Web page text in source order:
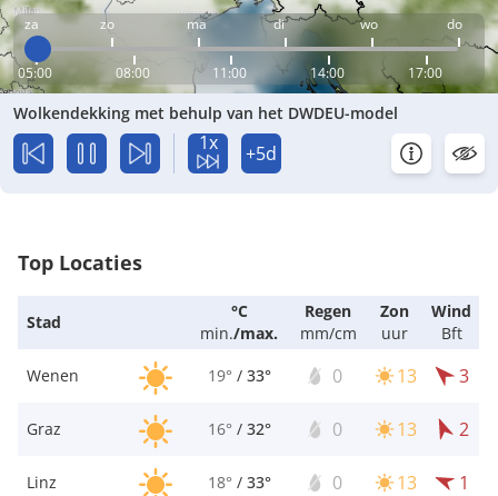
za zo ma di wo do
05:00 08:00 11:00 14:00 17:00
Wolkendekking met behulp van het DWDEU-model
1x +5d
Top Locaties
Stad
°C
min./max.
Regen
mm/cm
Zon
uur
Wind
Bft
Wenen
19° / 33° 0 13 3
Graz 16° / 32° 0 13 2
Linz 18° / 33° 0 13 1